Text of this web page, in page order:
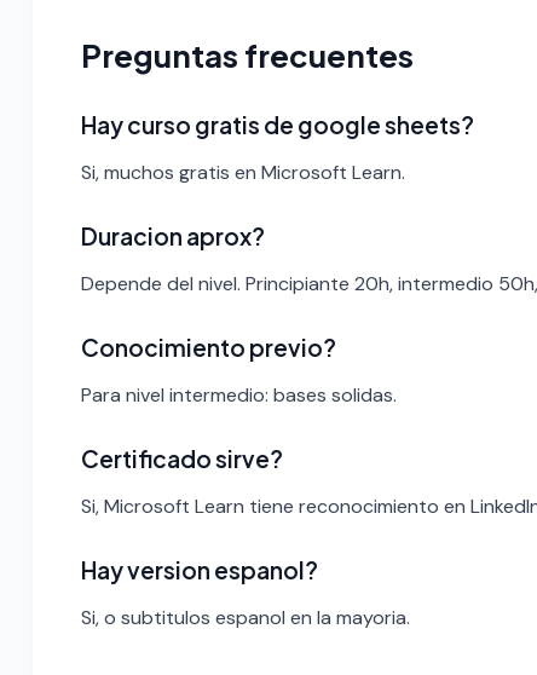
Preguntas frecuentes
Hay curso gratis de google sheets?
Si, muchos gratis en Microsoft Learn.
Duracion aprox?
Depende del nivel. Principiante 20h, intermedio
Conocimiento previo?
Para nivel intermedio: bases solidas.
Certificado sirve?
Si, Microsoft Learn tiene reconocimiento en
Hay version espanol?
Si, o subtitulos espanol en la mayoria.